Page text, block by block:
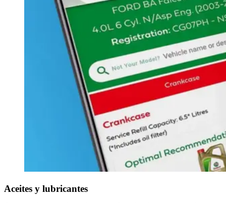
Aceites y lubricantes